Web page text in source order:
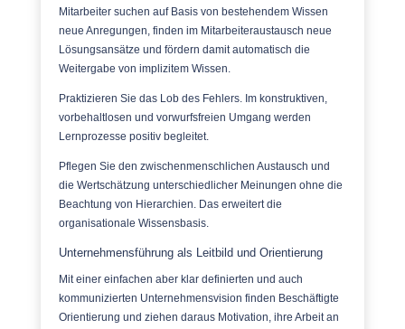
Mitarbeiter suchen auf Basis von bestehendem Wissen
neue Anregungen, finden im Mitarbeiteraustausch neue
Lösungsansätze und fördern damit automatisch die
Weitergabe von implizitem Wissen.
Praktizieren Sie das Lob des Fehlers. Im konstruktiven,
vorbehaltlosen und vorwurfsfreien Umgang werden
Lernprozesse positiv begleitet.
Pflegen Sie den zwischenmenschlichen Austausch und
die Wertschätzung unterschiedlicher Meinungen ohne die
Beachtung von Hierarchien. Das erweitert die
organisationale Wissensbasis.
Unternehmensführung als Leitbild und Orientierung
Mit einer einfachen aber klar definierten und auch
kommunizierten Unternehmensvision finden Beschäftigte
Orientierung und ziehen daraus Motivation, ihre Arbeit an